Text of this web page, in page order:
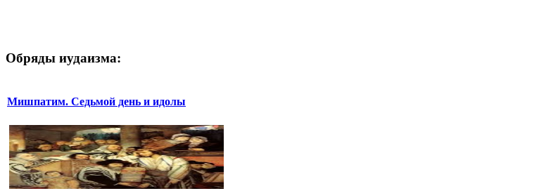
Обряды иудаизма:
Мишпатим. Седьмой день и идолы